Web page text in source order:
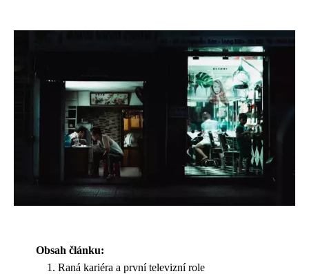
Obsah článku:
Raná kariéra a první televizní role